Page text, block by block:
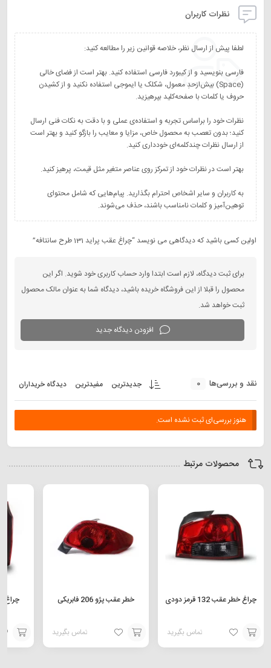
نظرات کاربران
فارسی بنویسید و از کیبورد فارسی استفاده کنید. بهتر است از فضای خالی
(Space) بیش‌از‌حدِ معمول، شکلک یا ایموجی استفاده نکنید و از کشیدن
نظرات خود را براساس تجربه و استفاده‌ی عملی و با دقت به نکات فنی ارسال
کنید؛ بدون تعصب به محصول خاص، مزایا و معایب را بازگو کنید و بهتر است
به کاربران و سایر اشخاص احترام بگذارید. پیام‌هایی که شامل محتوای
توهین‌آمیز و کلمات نامناسب باشند، حذف می‌شوند.
اولین کسی باشید که دیدگاهی می نویسد “چراغ عقب پراید 131 طرح سانتافه”
برای ثبت دیدگاه، لازم است ابتدا وارد حساب کاربری خود شوید. اگر این
محصول را قبلا از این فروشگاه خریده باشید، دیدگاه شما به عنوان مالک محصول
ثبت خواهد شد.
افزودن دیدگاه جدید
نقد و بررسی‌ها 0 جدیدترین مفیدترین دیدگاه خریداران
هنوز بررسی‌ای ثبت نشده است.
محصولات مرتبط
چراغ خطر عقب 132 قرمز دودی
تماس بگیرید
افزودن
خطر عقب پژو 206 فابریکی
تماس بگیرید
افزودن
افزودن